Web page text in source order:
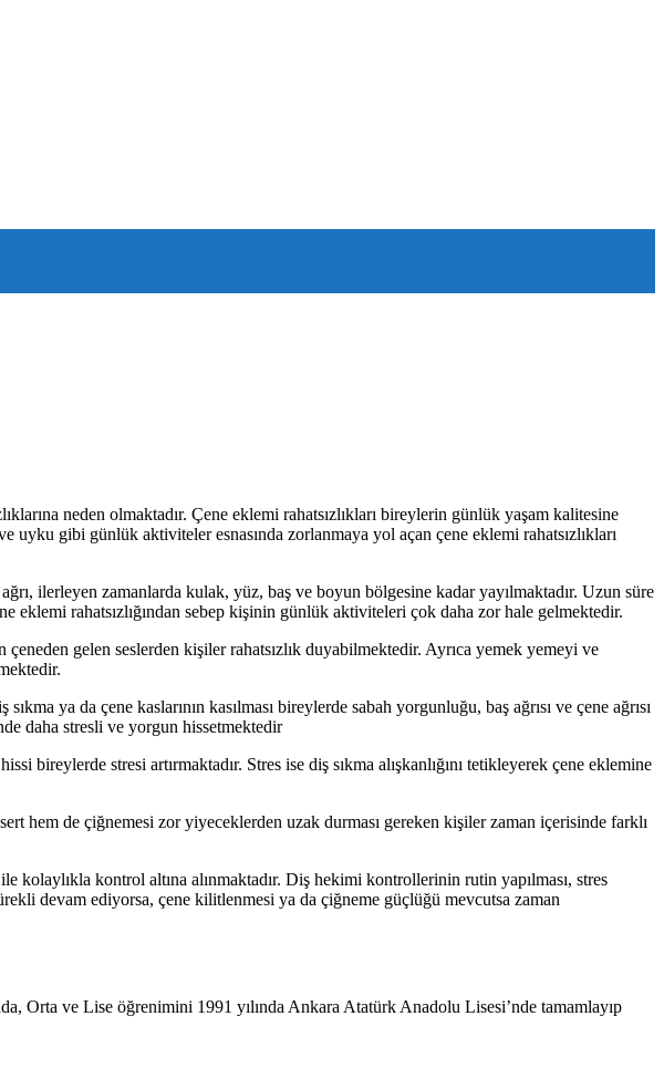
neden olmaktadır. Çene eklemi rahatsızlıkları bireylerin günlük yaşam kalitesine
uyku gibi günlük aktiviteler esnasında zorlanmaya yol açan çene eklemi rahatsızlıkları
ilerleyen zamanlarda kulak, yüz, baş ve boyun bölgesine kadar yayılmaktadır. Uzun süre
eklemi rahatsızlığından sebep kişinin günlük aktiviteleri çok daha zor hale gelmektedir.
çeneden gelen seslerden kişiler rahatsızlık duyabilmektedir. Ayrıca yemek yemeyi ve
ya da çene kaslarının kasılması bireylerde sabah yorgunluğu, baş ağrısı ve çene ağrısı
daha stresli ve yorgun hissetmektedir
bireylerde stresi artırmaktadır. Stres ise diş sıkma alışkanlığını tetikleyerek çene eklemine
hem de çiğnemesi zor yiyeceklerden uzak durması gereken kişiler zaman içerisinde farklı
kolaylıkla kontrol altına alınmaktadır. Diş hekimi kontrollerinin rutin yapılması, stres
devam ediyorsa, çene kilitlenmesi ya da çiğneme güçlüğü mevcutsa zaman
ve Lise öğrenimini 1991 yılında Ankara Atatürk Anadolu Lisesi’nde tamamlayıp